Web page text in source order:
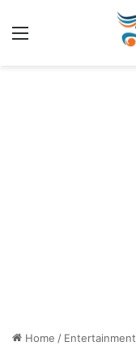
Home / Entertainment